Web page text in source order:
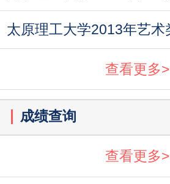
查看更多>
成绩查询
查看更多>